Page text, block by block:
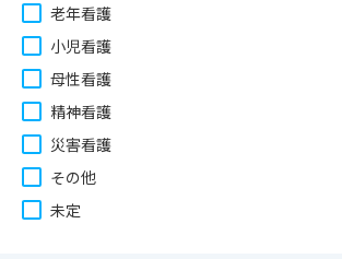
老年看護
小児看護
母性看護
精神看護
災害看護
その他
未定